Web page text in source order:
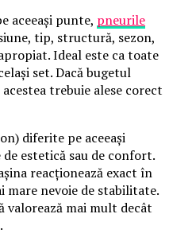
aceeași punte, pneurile
tip, structură, sezon,
Ideal este ca toate
set. Dacă bugetul
trebuie alese corect
diferite pe aceeași
estetică sau de confort.
reacționează exact în
mare nevoie de stabilitate.
mai mult decât